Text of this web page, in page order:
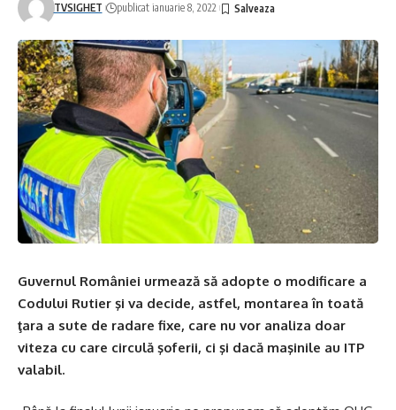
TVSIGHET publicat ianuarie 8, 2022
Guvernul României urmează să adopte o modificare a
Codului Rutier şi va decide, astfel, montarea în toată
ţara a sute de radare fixe, care nu vor analiza doar
viteza cu care circulă şoferii, ci şi dacă maşinile au ITP
valabil.